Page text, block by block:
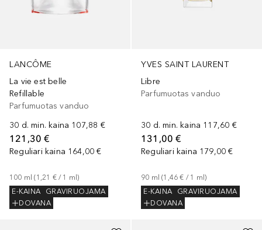
LANCÔME
La vie est belle
Refillable
Parfumuotas vanduo
30 d. min. kaina 107,88 €
121,30 €
Reguliari kaina 164,00 €
100 ml (1,21 € / 1 ml)
E-KAINA
GRAVIRUOJAMA
DOVANA
YVES SAINT LAURENT
Libre
Parfumuotas vanduo
30 d. min. kaina 117,60 €
131,00 €
Reguliari kaina 179,00 €
90 ml (1,46 € / 1 ml)
E-KAINA
GRAVIRUOJAMA
DOVANA